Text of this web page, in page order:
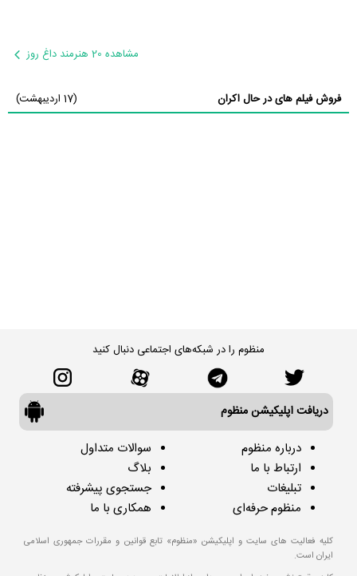
مشاهده 20 هنرمند داغ روز
فروش فیلم های در حال اکران (17 اردیبهشت)
منظوم را در شبکه‌های اجتماعی دنبال کنید
دریافت اپلیکیشن منظوم
درباره منظوم
ارتباط با ما
تبلیغات
منظوم حرفه‌ای
سوالات متداول
بلاگ
جستجوی پیشرفته
همکاری با ما
کلیه فعالیت های سایت و اپلیکیشن «منظوم» تابع قوانین و مقررات جمهوری اسلامی
ایران است.